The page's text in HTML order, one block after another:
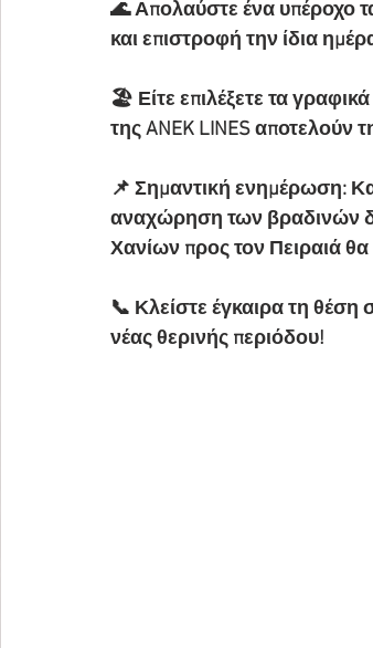
🌊 Απολαύστε ένα υπέροχο
και επιστροφή την ίδια
🏖️ Είτε επιλέξετε τα
της ANEK LINES αποτελούν
📌 Σημαντική ενημέρωση:
αναχώρηση των βραδινών
Χανίων προς τον Πειραιά θα
📞 Κλείστε έγκαιρα τη θέση
νέας θερινής περιόδου!